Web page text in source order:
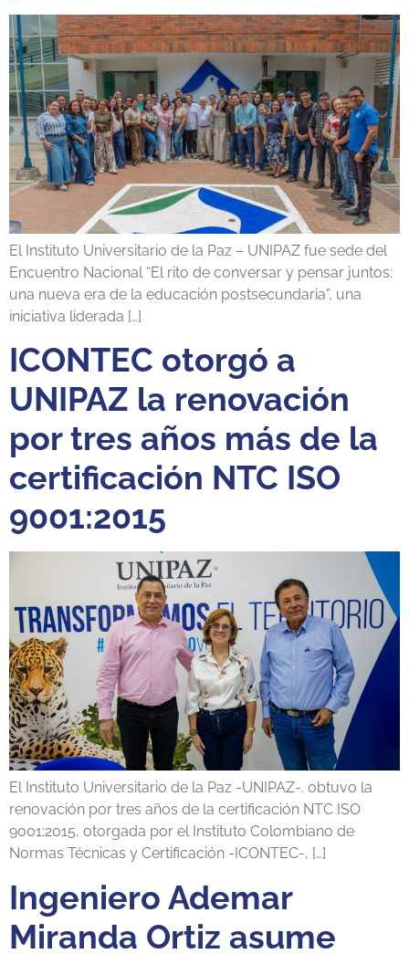
El Instituto Universitario de la Paz – UNIPAZ fue sede del
Encuentro Nacional “El rito de conversar y pensar juntos:
una nueva era de la educación postsecundaria”, una
iniciativa liderada […]
ICONTEC otorgó a
UNIPAZ la renovación
por tres años más de la
certificación NTC ISO
9001:2015
El Instituto Universitario de la Paz -UNIPAZ-. obtuvo la
renovación por tres años de la certificación NTC ISO
9001:2015, otorgada por el Instituto Colombiano de
Normas Técnicas y Certificación -ICONTEC-, […]
Ingeniero Ademar
Miranda Ortiz asume